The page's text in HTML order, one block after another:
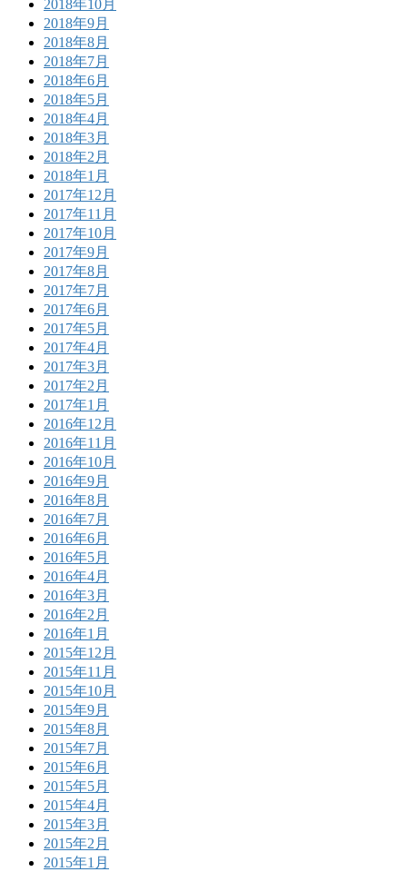
2018年10月
2018年9月
2018年8月
2018年7月
2018年6月
2018年5月
2018年4月
2018年3月
2018年2月
2018年1月
2017年12月
2017年11月
2017年10月
2017年9月
2017年8月
2017年7月
2017年6月
2017年5月
2017年4月
2017年3月
2017年2月
2017年1月
2016年12月
2016年11月
2016年10月
2016年9月
2016年8月
2016年7月
2016年6月
2016年5月
2016年4月
2016年3月
2016年2月
2016年1月
2015年12月
2015年11月
2015年10月
2015年9月
2015年8月
2015年7月
2015年6月
2015年5月
2015年4月
2015年3月
2015年2月
2015年1月